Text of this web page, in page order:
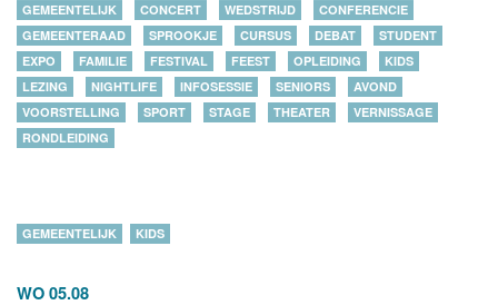
GEMEENTELIJK
CONCERT WEDSTRIJD
CONFERENCIE
GEMEENTERAAD
SPROOKJE CURSUS DEBAT
STUDENT
EXPO
FAMILIE FESTIVAL FEEST OPLEIDING
KIDS
LEZING
NIGHTLIFE INFOSESSIE SENIORS
AVOND
VOORSTELLING
SPORT STAGE THEATER
VERNISSAGE
RONDLEIDING
WO 05.08
GEMEENTELIJK KIDS